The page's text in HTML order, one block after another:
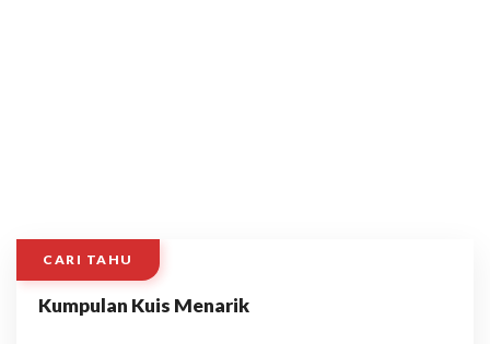
CARI TAHU
Kumpulan Kuis Menarik